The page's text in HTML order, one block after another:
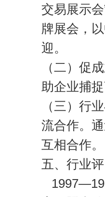
交易展示
牌展会，
迎。
（二）促
助企业捕
（三）行
流合作。
互相合作。
五、行业